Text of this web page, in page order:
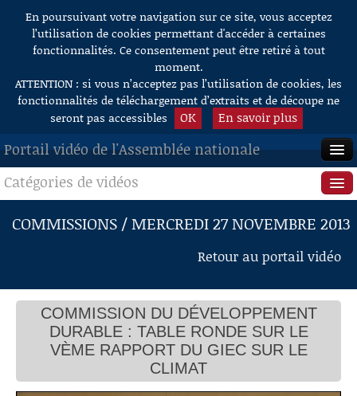
Aller au contenu
En poursuivant votre navigation sur ce site, vous acceptez
l’utilisation de cookies permettant d'accéder à certaines
fonctionnalités. Ce consentement peut être retiré à tout
moment.
ATTENTION : si vous n’acceptez pas l’utilisation de cookies, les
fonctionnalités de téléchargement d’extraits et de découpe ne
seront pas accessibles
OK En savoir plus
Portail vidéo de l'Assemblée nationale
ACCUEIL
EN DIRECT
RECHERCHE
AIDE À LA DÉCOUPE
DE VIDÉOS
Catégories de vidéos
Séance publique
Questions au Gouvernement
Commissions
Présidence
Évènements
Connaissance, Histoire
COMMISSIONS / MERCREDI 27 NOVEMBRE 2013
Retour au portail vidéo
COMMISSION DU DÉVELOPPEMENT
DURABLE : TABLE RONDE SUR LE
VÈME RAPPORT DU GIEC SUR LE
CLIMAT